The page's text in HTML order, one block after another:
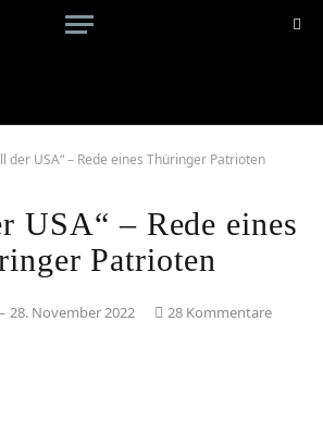
der USA“ – Rede eines Thüringer Patrioten
USA“ – Rede eines
Patrioten
28. November 2022 28 Kommentare